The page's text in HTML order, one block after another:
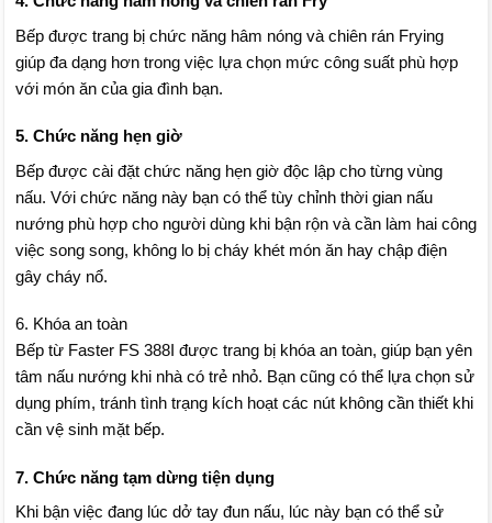
Bếp được trang bị chức năng hâm nóng và chiên rán Frying
giúp đa dạng hơn trong việc lựa chọn mức công suất phù hợp
với món ăn của gia đình bạn.
5. Chức năng hẹn giờ
Bếp được cài đặt chức năng hẹn giờ độc lập cho từng vùng
nấu. Với chức năng này bạn có thể tùy chỉnh thời gian nấu
nướng phù hợp cho người dùng khi bận rộn và cần làm hai công
việc song song, không lo bị cháy khét món ăn hay chập điện
gây cháy nổ.
6. Khóa an toàn
Bếp từ Faster FS 388I được trang bị khóa an toàn, giúp bạn yên
tâm nấu nướng khi nhà có trẻ nhỏ. Bạn cũng có thể lựa chọn sử
dụng phím, tránh tình trạng kích hoạt các nút không cần thiết khi
cần vệ sinh mặt bếp.
7. Chức năng tạm dừng tiện dụng
Khi bận việc đang lúc dở tay đun nấu, lúc này bạn có thể sử